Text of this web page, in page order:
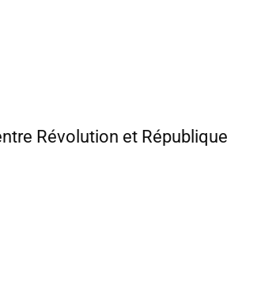
Révolution et République